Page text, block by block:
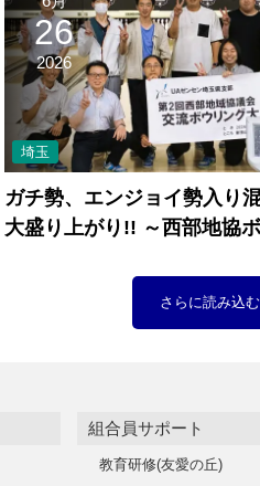
26
2026
埼玉
ガチ勢、エンジョイ勢入り
大盛り上がり!! ～西部地協
さらに読み込む
組合員サポート
教育研修(友愛の丘)